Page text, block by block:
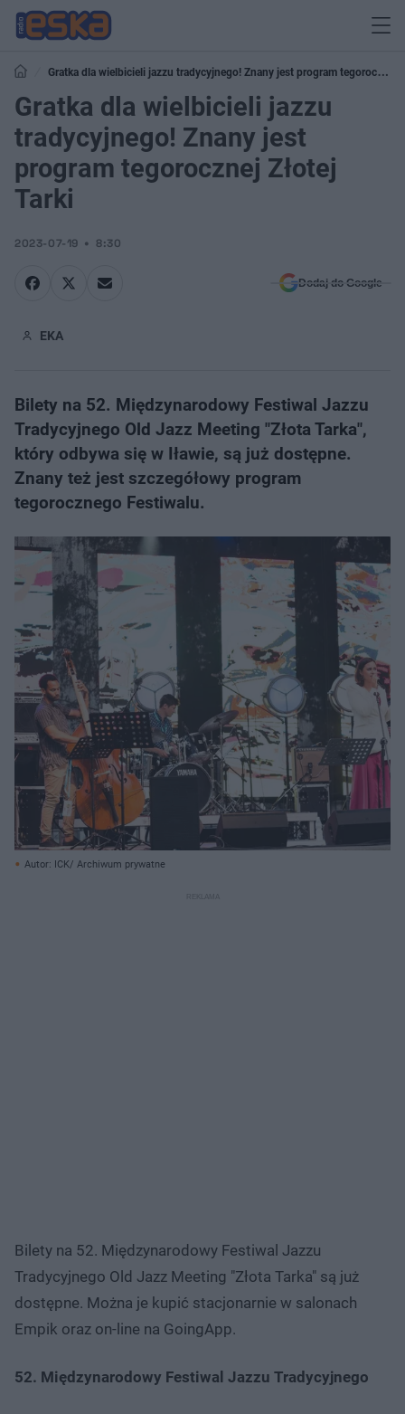
Gratka dla wielbicieli jazzu tradycyjnego! Znany jest program tegorocznej
Złotej Tarki
Gratka dla wielbicieli jazzu
tradycyjnego! Znany jest
program tegorocznej Złotej
Tarki
2023-07-19 8:30
Dodaj do Google
EKA
Bilety na 52. Międzynarodowy Festiwal Jazzu
Tradycyjnego Old Jazz Meeting "Złota Tarka",
który odbywa się w Iławie, są już dostępne.
Znany też jest szczegółowy program
tegorocznego Festiwalu.
Autor: ICK/ Archiwum prywatne
Bilety na 52. Międzynarodowy Festiwal Jazzu
Tradycyjnego Old Jazz Meeting "Złota Tarka" są już
dostępne. Można je kupić stacjonarnie w salonach
Empik oraz on-line na GoingApp.
52. Międzynarodowy Festiwal Jazzu Tradycyjnego